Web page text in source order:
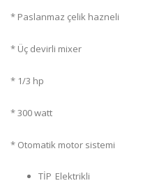
* Paslanmaz çelik hazneli
* Üç devirli mixer
* 1/3 hp
* 300 watt
* Otomatik motor sistemi
TİP Elektrikli